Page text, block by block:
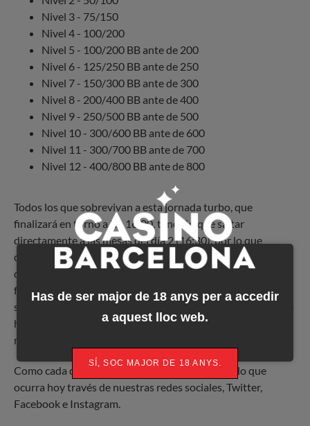
Nivel 3 - 75/150
Nivel 4 - 100/200
Nivel 5 - 100/200 BB ante de 200
Nivel 6 - 125/250 BB ante de 250
Nivel 7 - 150/300 BB ante de 300
Nivel 8 - 200/400 BB ante de 400
Nivel 9 - 250/500 BB ante de 500
Nivel 10 - 300/600 BB ante de 600
Nivel 11 - 300/700 BB ante de 700
Nivel 12 - 400/800 BB ante de 800
Todos los que sobrevivan a esta jornada turbo, que
finalizará en torno a las 16:00, tendrán que saltar
directamente a las mesas del día 2 (16:30), por lo que
deberán estar preparados para pasar una cantidad ingente
de horas sentados en las mesas. En su caso, el esfuerzo
físico y la preparación para superar esta maratón pueden
ser puntos claves para alcanzar el éxito en un evento que ya
ha superado los 125.000€ garantizados y que ofrecerá el
mayor premio de todo el festival.
Como cada día, puedes seguir la acción de todo lo que
ocurra hoy través de nuestras redes sociales, Twitter,
Facebook e Instagram.
Has de ser major de 18 anys per a accedir
a aquest lloc web.
SÍ, SOC MAJOR DE 18 ANYS.